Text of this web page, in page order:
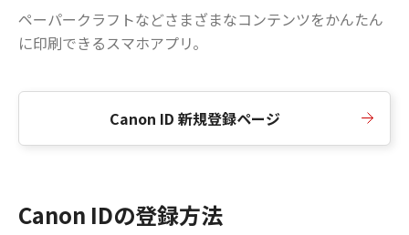
ペーパークラフトなどさまざまなコンテンツをかんたん
に印刷できるスマホアプリ。
Canon ID 新規登録ページ
Canon IDの登録方法